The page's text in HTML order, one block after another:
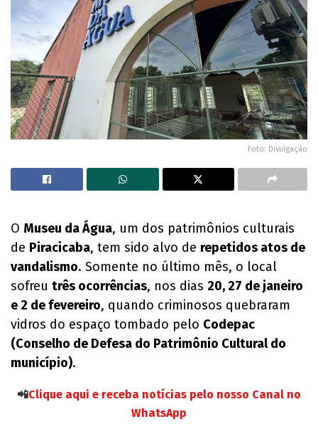
Foto: Divulgação
O Museu da Água, um dos patrimônios culturais
de Piracicaba, tem sido alvo de repetidos atos de
vandalismo. Somente no último mês, o local
sofreu três ocorrências, nos dias 20, 27 de janeiro
e 2 de fevereiro, quando criminosos quebraram
vidros do espaço tombado pelo Codepac
(Conselho de Defesa do Patrimônio Cultural do
município).
📲Clique aqui e receba notícias pelo nosso Canal no
WhatsApp